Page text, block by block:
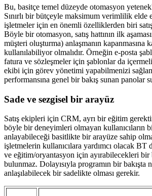
Bu, basitçe temel düzeyde otomasyon
Sınırlı bir bütçeyle maksimum verimlilik elde
işletmeler için en önemli özelliklerden biri
Böyle bir otomasyon, satış hattının ilk
müşteri oluşturma) anlaşmanın kapanmasına
kullanılabiliyor olmalıdır. Örneğin e-posta
fatura ve sözleşmeler için şablonlar da
ekibi için görev yönetimi yapabilmenizi
performansına genel bir bakış sunan panolar
Sade ve sezgisel bir arayüz
Satış ekipleri için CRM, ayrı bir eğitim
böyle bir deneyimleri olmayan kullanıcıların
anlayabileceği basitlikte bir arayüze sahip
işletmelerin kullanıcılara yardımcı olacak BT
ve eğitim/oryantasyon için ayırabilecekleri bir
bulunmaz. Dolayısıyla programın bir bakışta
anlaşılabilecek bir sadelikte olması gerekir.